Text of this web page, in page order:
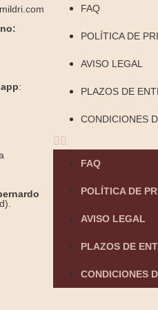
:
FAQ
POLÍTICA DE
AVISO LEGAL
PLAZOS DE
CONDICIONES
FAQ
POLÍTICA DE
AVISO LEGAL
PLAZOS DE
CONDICIONES